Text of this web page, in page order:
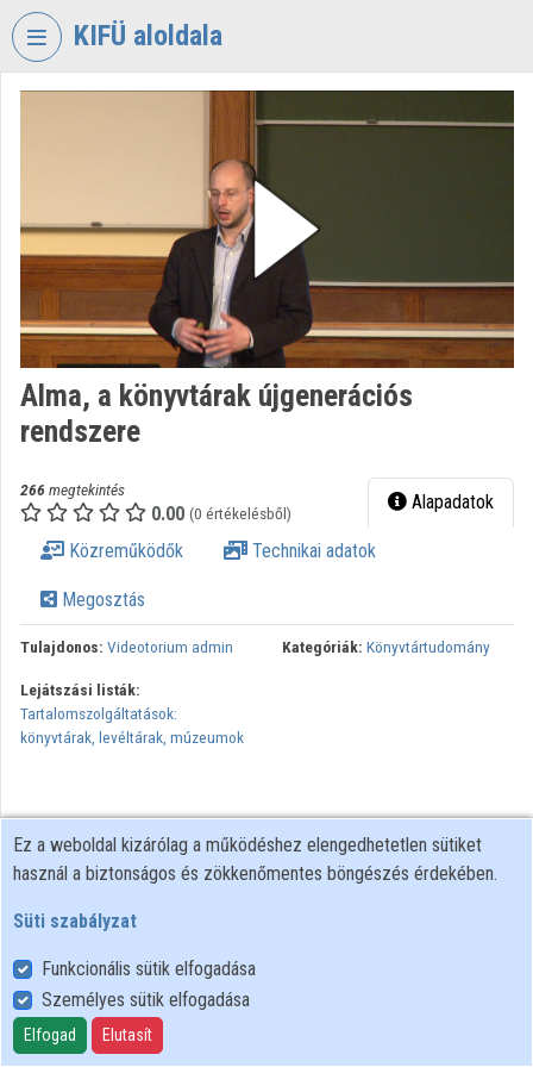
Fejléc kihagyása
KIFÜ aloldala
FEJLESZTÉSI
ÜGYNÖKSÉG
Intézményi kezdőlap
Bejelentkezés
Intézményi felfedezés
Intézményi listák
Intézmények
Közreműködők
Alma, a könyvtárak újgenerációs
rendszere
266 megtekintés
0.00 (0 értékelésből) Alapadatok
Közreműködők Technikai adatok
Megosztás
Tulajdonos: Videotorium admin Kategóriák: Könyvtártudomány
Lejátszási listák:
Tartalomszolgáltatások:
könyvtárak, levéltárak, múzeumok
Felhasználói szabályzat
Adatkezelési tájékoztató
Süti szabályzat
Ez a weboldal kizárólag a működéshez elengedhetetlen sütiket
használ a biztonságos és zökkenőmentes böngészés érdekében.
Süti szabályzat
Funkcionális sütik elfogadása
Személyes sütik elfogadása
Elfogad Elutasít